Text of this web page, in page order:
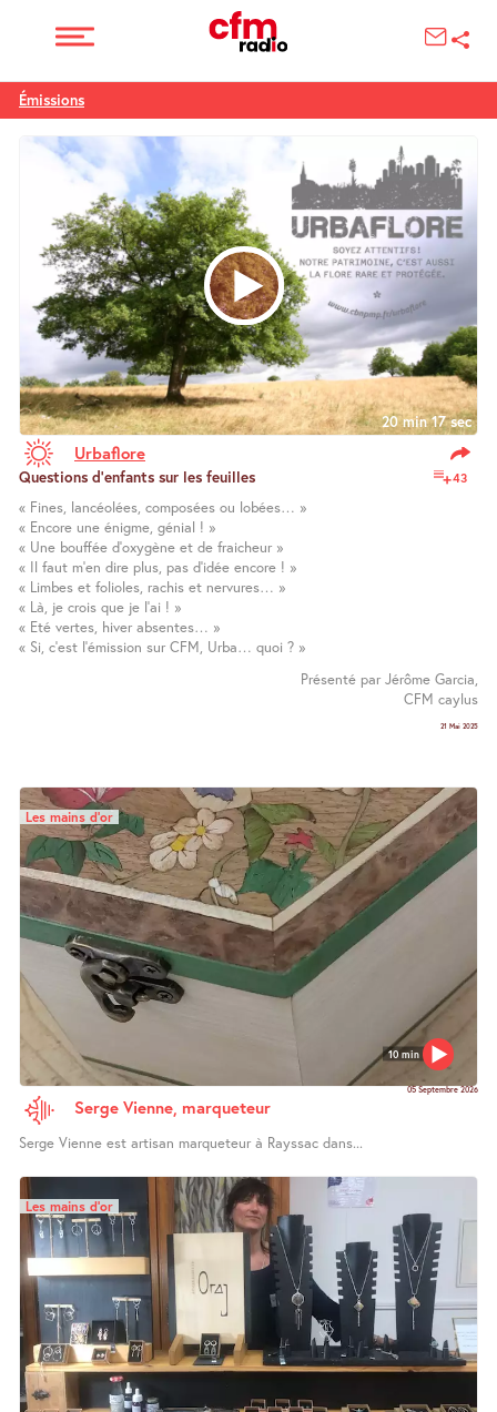
Émissions
20 min 17 sec
Urbaflore
43
Questions d’enfants sur les feuilles
« Fines, lancéolées, composées ou lobées… »
« Encore une énigme, génial ! »
« Une bouffée d’oxygène et de fraicheur »
« Il faut m’en dire plus, pas d’idée encore ! »
« Limbes et folioles, rachis et nervures… »
« Là, je crois que je l’ai ! »
« Eté vertes, hiver absentes… »
« Si, c’est l’émission sur CFM, Urba… quoi ? »
Présenté par Jérôme Garcia,
CFM caylus
21 Mai 2025
10 min
Les mains d’or
05 Septembre 2026
Serge Vienne, marqueteur
Serge Vienne est artisan marqueteur à Rayssac dans...
Les mains d’or